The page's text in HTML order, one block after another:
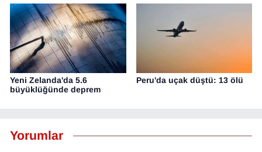
Yeni Zelanda'da 5.6
büyüklüğünde deprem
Peru'da uçak düştü: 13 ölü
Yorumlar